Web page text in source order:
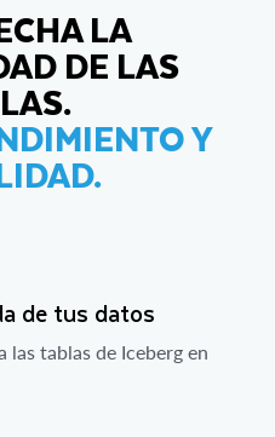
LA
DE LAS
Y
de tus datos
tablas de Iceberg en